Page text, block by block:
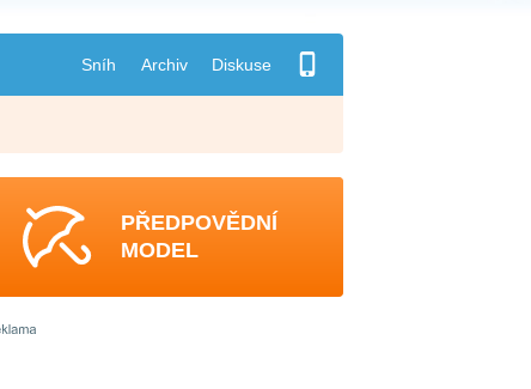
Sníh Archiv Diskuse
PŘEDPOVĚDNÍ
MODEL